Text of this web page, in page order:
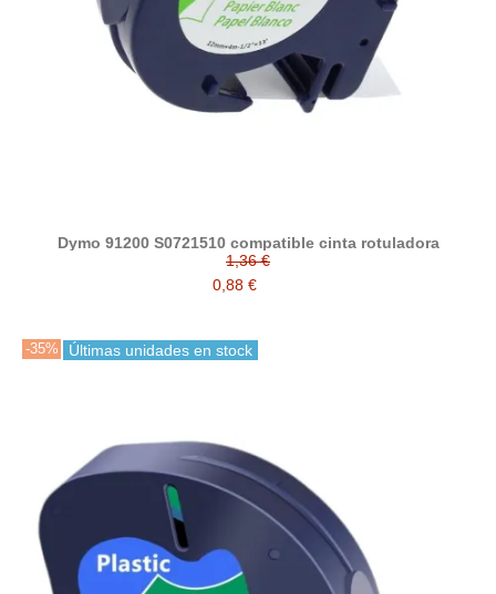
Dymo 91200 S0721510 compatible cinta rotuladora
1,36 €
0,88 €
-35% Últimas unidades en stock